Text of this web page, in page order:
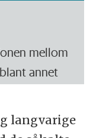
mellom
for
kroppen
mellom
annet
må
langvarige